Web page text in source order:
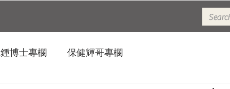
博士專欄 保健輝哥專欄